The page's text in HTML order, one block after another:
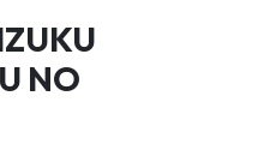
NO